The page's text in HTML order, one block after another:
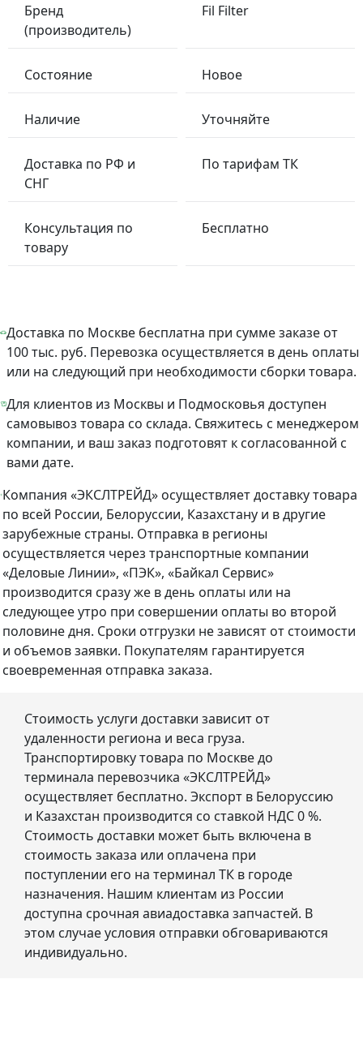
Бренд
(производитель)
Fil Filter
Состояние Новое
Наличие Уточняйте
Доставка по РФ и
СНГ
По тарифам ТК
Консультация по
товару
Бесплатно
Доставка по Москве бесплатна при сумме заказе от
100 тыс. руб. Перевозка осуществляется в день оплаты
или на следующий при необходимости сборки товара.
Для клиентов из Москвы и Подмосковья доступен
самовывоз товара со склада. Свяжитесь с менеджером
компании, и ваш заказ подготовят к согласованной с
вами дате.
Компания «ЭКСЛТРЕЙД» осуществляет доставку товара
по всей России, Белоруссии, Казахстану и в другие
зарубежные страны. Отправка в регионы
осуществляется через транспортные компании
«Деловые Линии», «ПЭК», «Байкал Сервис»
производится сразу же в день оплаты или на
следующее утро при совершении оплаты во второй
половине дня. Сроки отгрузки не зависят от стоимости
и объемов заявки. Покупателям гарантируется
своевременная отправка заказа.
Стоимость услуги доставки зависит от
удаленности региона и веса груза.
Транспортировку товара по Москве до
терминала перевозчика «ЭКСЛТРЕЙД»
осуществляет бесплатно. Экспорт в Белоруссию
и Казахстан производится со ставкой НДС 0 %.
Стоимость доставки может быть включена в
стоимость заказа или оплачена при
поступлении его на терминал ТК в городе
назначения. Нашим клиентам из России
доступна срочная авиадоставка запчастей. В
этом случае условия отправки обговариваются
индивидуально.